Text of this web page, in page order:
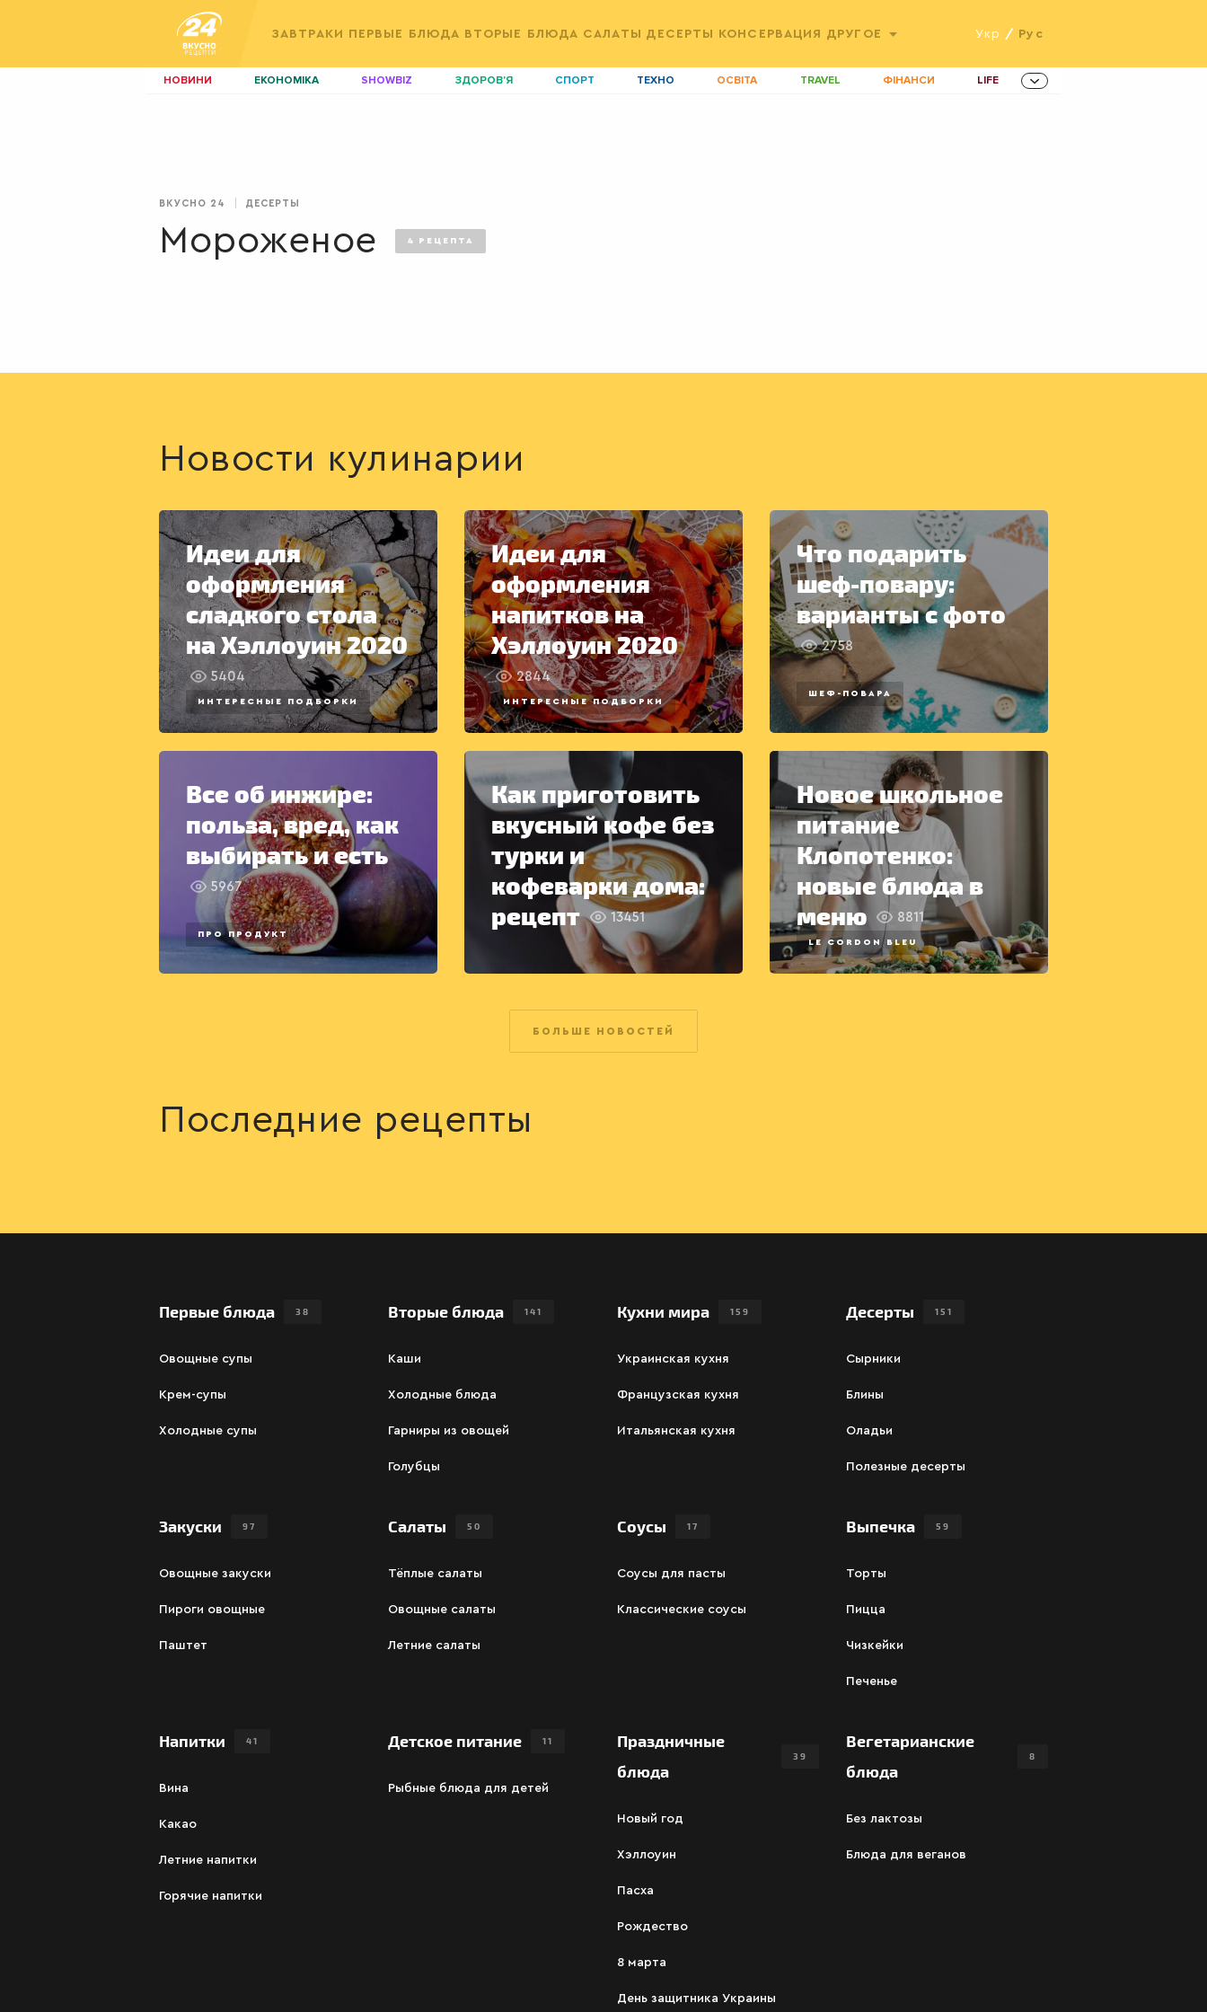
ЗАВТРАКИ ПЕРВЫЕ БЛЮДА ВТОРЫЕ БЛЮДА САЛАТЫ ДЕСЕРТЫ КОНСЕРВАЦИЯ ДРУГОЕ Укр / Рус
НОВИНИ ЕКОНОМІКА SHOWBIZ ЗДОРОВ'Я СПОРТ ТЕХНО ОСВІТА TRAVEL ФІНАНСИ LIFE
ВКУСНО 24 ДЕСЕРТЫ
Мороженое 4 РЕЦЕПТА
Новости кулинарии
Идеи для
оформления
сладкого стола
на Хэллоуин 2020
5404
ИНТЕРЕСНЫЕ ПОДБОРКИ
Идеи для
оформления
напитков на
Хэллоуин 2020
2844
ИНТЕРЕСНЫЕ ПОДБОРКИ
Что подарить
шеф-повару:
варианты с фото
2758
ШЕФ-ПОВАРА
Все об инжире:
польза, вред, как
выбирать и есть
5967
ПРО ПРОДУКТ
Как приготовить
вкусный кофе без
турки и
кофеварки дома:
рецепт
13451
Новое школьное
питание
Клопотенко:
новые блюда в
меню
8811
LE CORDON BLEU
БОЛЬШЕ НОВОСТЕЙ
Последние рецепты
Первые блюда 38
Овощные супы
Крем-супы
Холодные супы
Вторые блюда 141
Каши
Холодные блюда
Гарниры из овощей
Голубцы
Кухни мира 159
Украинская кухня
Французская кухня
Итальянская кухня
Десерты 151
Сырники
Блины
Оладьи
Полезные десерты
Закуски 97
Овощные закуски
Пироги овощные
Паштет
Салаты 50
Тёплые салаты
Овощные салаты
Летние салаты
Соусы 17
Соусы для пасты
Классические соусы
Выпечка 59
Торты
Пицца
Чизкейки
Печенье
Напитки 41
Вина
Какао
Летние напитки
Горячие напитки
Детское питание 11
Рыбные блюда для детей
Праздничные
блюда
39
Новый год
Хэллоуин
Пасха
Рождество
8 марта
День защитника Украины
Вегетарианские
блюда
8
Без лактозы
Блюда для веганов